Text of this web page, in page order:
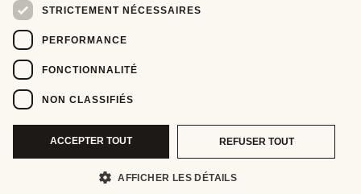
STRICTEMENT NÉCESSAIRES
PERFORMANCE
FONCTIONNALITÉ
NON CLASSIFIÉS
ACCEPTER TOUT REFUSER TOUT
AFFICHER LES DÉTAILS